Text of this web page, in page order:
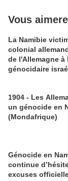
Vous
La Namibie
colonial
de l'Allemagne à
génocidaire
1904 - Les
un génocide en
(Mondafrique)
Génocide en
continue
excuses